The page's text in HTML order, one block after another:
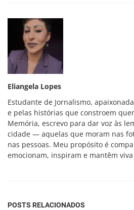
Eliangela Lopes
Estudante de Jornalismo,
e pelas histórias que constroem
Memória, escrevo para dar voz às
cidade — aquelas que moram nas
nas pessoas. Meu propósito é
emocionam, inspiram e mantêm
POSTS RELACIONADOS